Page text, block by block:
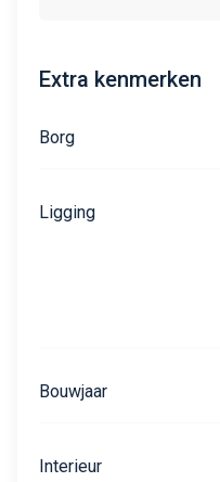
Extra kenmerken
Borg
Ligging
Bouwjaar
Interieur